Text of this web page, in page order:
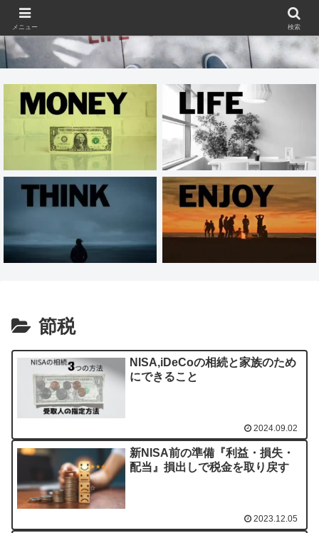
節税
NISA,iDeCoの相続と家族のため
にできること
2024.09.02
新NISA前の準備『利益・損失・
配当』損出しで税金を取り戻す
2023.12.05
メニュー 検索